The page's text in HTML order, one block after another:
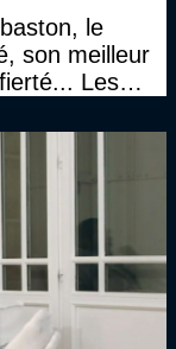
le
son meilleur
Les